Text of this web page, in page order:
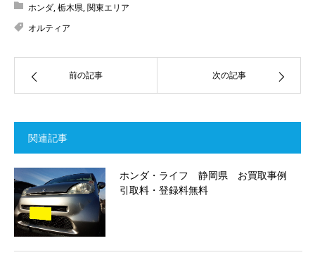
ホンダ,栃木県,関東エリア
オルティア
前の記事 次の記事
関連記事
ホンダ・ライフ 静岡県 お買取事例
引取料・登録料無料